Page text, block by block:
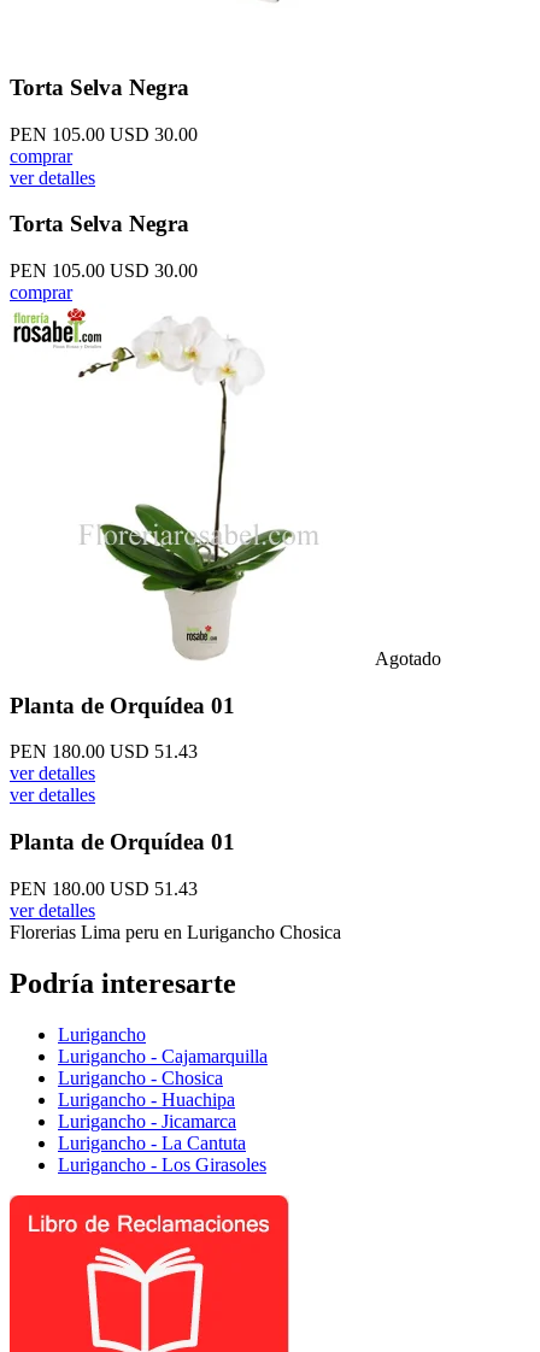
Torta Selva Negra
PEN 105.00 USD 30.00
comprar
ver detalles
Torta Selva Negra
PEN 105.00 USD 30.00
comprar
Agotado
Planta de Orquídea 01
PEN 180.00 USD 51.43
ver detalles
ver detalles
Planta de Orquídea 01
PEN 180.00 USD 51.43
ver detalles
Florerias Lima peru en Lurigancho Chosica
Podría interesarte
Lurigancho
Lurigancho - Cajamarquilla
Lurigancho - Chosica
Lurigancho - Huachipa
Lurigancho - Jicamarca
Lurigancho - La Cantuta
Lurigancho - Los Girasoles